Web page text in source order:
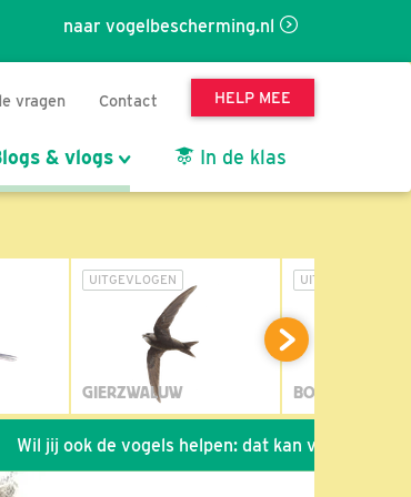
naar vogelbescherming.nl
vragen Contact HELP MEE
& vlogs In de klas
UITGEVLOGEN
GIERZWALUW
UITGEVLOGEN
BOSUIL
jij ook de vogels helpen: dat kan via de link!